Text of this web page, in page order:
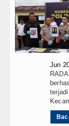
Jun